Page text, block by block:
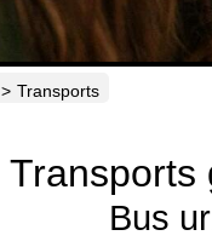
> Transports
Transports
Bus